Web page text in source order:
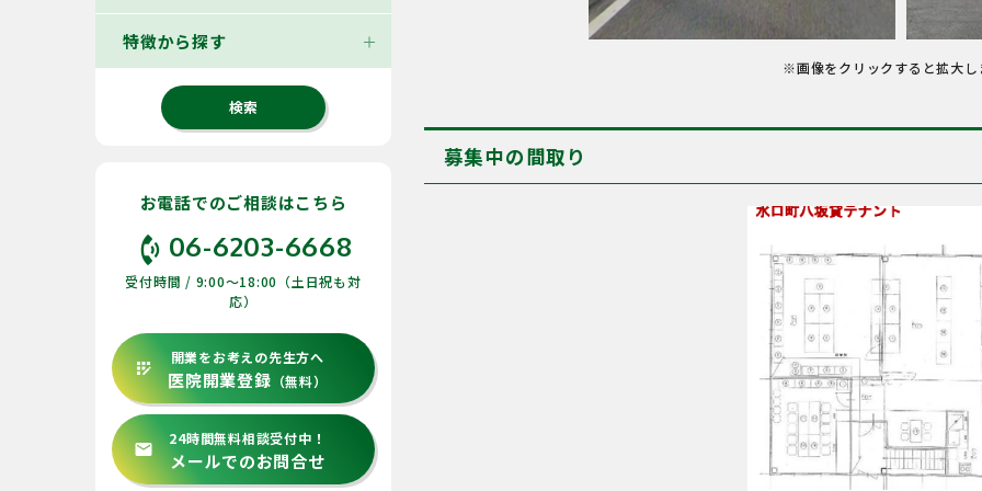
特徴から探す
お電話でのご相談はこちら
phone_in_talk06-6203-6668
受付時間 / 9:00〜18:00（土日祝も対
応）
app_registration
開業をお考えの先生方へ
医院開業登録 （無料）
email
24時間無料相談受付中！
メールでのお問合せ
※画像をクリックすると拡大し
募集中の間取り